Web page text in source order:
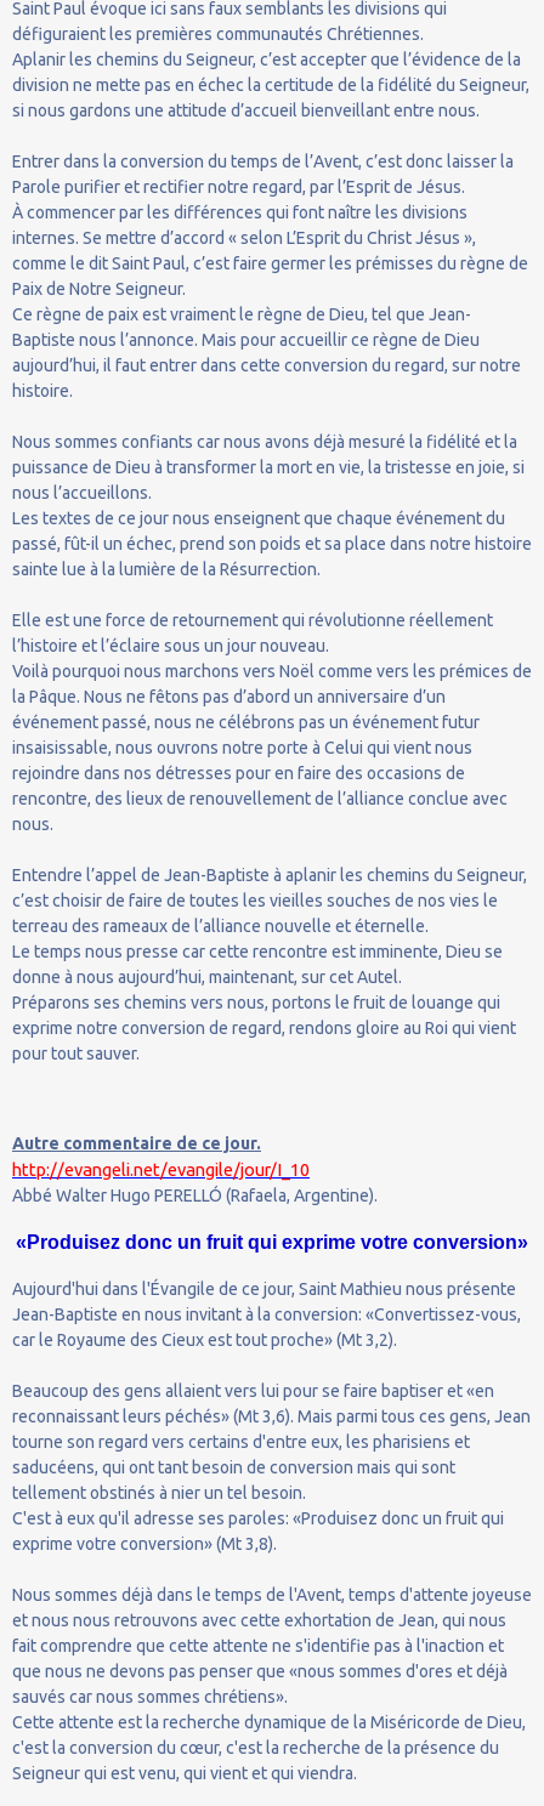
Saint Paul évoque ici sans faux semblants les divisions qui
défiguraient les premières communautés Chrétiennes.
Aplanir les chemins du Seigneur, c’est accepter que l’évidence de la
division ne mette pas en échec la certitude de la fidélité du Seigneur,
si nous gardons une attitude d’accueil bienveillant entre nous.
Entrer dans la conversion du temps de l’Avent, c’est donc laisser la
Parole purifier et rectifier notre regard, par l’Esprit de Jésus.
À commencer par les différences qui font naître les divisions
internes. Se mettre d’accord « selon L’Esprit du Christ Jésus »,
comme le dit Saint Paul, c’est faire germer les prémisses du règne de
Paix de Notre Seigneur.
Ce règne de paix est vraiment le règne de Dieu, tel que Jean-
Baptiste nous l’annonce. Mais pour accueillir ce règne de Dieu
aujourd’hui, il faut entrer dans cette conversion du regard, sur notre
histoire.
Nous sommes confiants car nous avons déjà mesuré la fidélité et la
puissance de Dieu à transformer la mort en vie, la tristesse en joie, si
nous l’accueillons.
Les textes de ce jour nous enseignent que chaque événement du
passé, fût-il un échec, prend son poids et sa place dans notre histoire
sainte lue à la lumière de la Résurrection.
Elle est une force de retournement qui révolutionne réellement
l’histoire et l’éclaire sous un jour nouveau.
Voilà pourquoi nous marchons vers Noël comme vers les prémices de
la Pâque. Nous ne fêtons pas d’abord un anniversaire d’un
événement passé, nous ne célébrons pas un événement futur
insaisissable, nous ouvrons notre porte à Celui qui vient nous
rejoindre dans nos détresses pour en faire des occasions de
rencontre, des lieux de renouvellement de l’alliance conclue avec
nous.
Entendre l’appel de Jean-Baptiste à aplanir les chemins du Seigneur,
c’est choisir de faire de toutes les vieilles souches de nos vies le
terreau des rameaux de l’alliance nouvelle et éternelle.
Le temps nous presse car cette rencontre est imminente, Dieu se
donne à nous aujourd’hui, maintenant, sur cet Autel.
Préparons ses chemins vers nous, portons le fruit de louange qui
exprime notre conversion de regard, rendons gloire au Roi qui vient
pour tout sauver.
Autre commentaire de ce jour.
http://evangeli.net/evangile/jour/I_10
Abbé Walter Hugo PERELLÓ (Rafaela, Argentine).
«Produisez donc un fruit qui exprime votre conversion»
Aujourd'hui dans l'Évangile de ce jour, Saint Mathieu nous présente
Jean-Baptiste en nous invitant à la conversion: «Convertissez-vous,
car le Royaume des Cieux est tout proche» (Mt 3,2).
Beaucoup des gens allaient vers lui pour se faire baptiser et «en
reconnaissant leurs péchés» (Mt 3,6). Mais parmi tous ces gens, Jean
tourne son regard vers certains d'entre eux, les pharisiens et
saducéens, qui ont tant besoin de conversion mais qui sont
tellement obstinés à nier un tel besoin.
C'est à eux qu'il adresse ses paroles: «Produisez donc un fruit qui
exprime votre conversion» (Mt 3,8).
Nous sommes déjà dans le temps de l'Avent, temps d'attente joyeuse
et nous nous retrouvons avec cette exhortation de Jean, qui nous
fait comprendre que cette attente ne s'identifie pas à l'inaction et
que nous ne devons pas penser que «nous sommes d'ores et déjà
sauvés car nous sommes chrétiens».
Cette attente est la recherche dynamique de la Miséricorde de Dieu,
c'est la conversion du cœur, c'est la recherche de la présence du
Seigneur qui est venu, qui vient et qui viendra.